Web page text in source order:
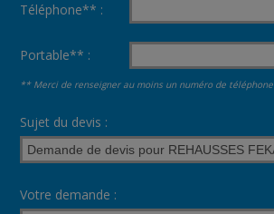
Téléphone** :
Portable** :
** Merci de renseigner au moins un numéro de téléphone
Sujet du devis :
Votre demande :